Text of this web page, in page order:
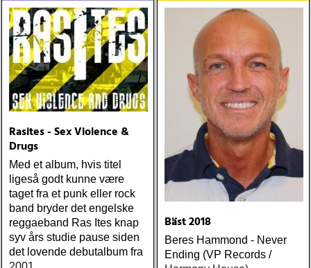
Rasites - Sex Violence &
Drugs
Med et album, hvis titel
ligeså godt kunne være
taget fra et punk eller rock
band bryder det engelske
reggaeband Ras Ites knap
syv års studie pause siden
det lovende debutalbum fra
Bäst 2018
Beres Hammond - Never
Ending (VP Records /